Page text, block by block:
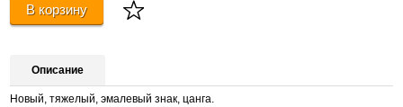
В корзину
Описание
Новый, тяжелый, эмалевый знак, цанга.